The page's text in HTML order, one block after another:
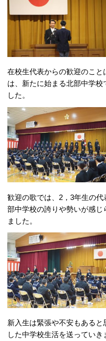
在校生代表からの歓迎のこ
は、新たに始まる北部中学
した。
歓迎の歌では、2，3年生の
部中学校の誇りや勢いが感
ました。
新入生は緊張や不安もある
した中学校生活を送っていき